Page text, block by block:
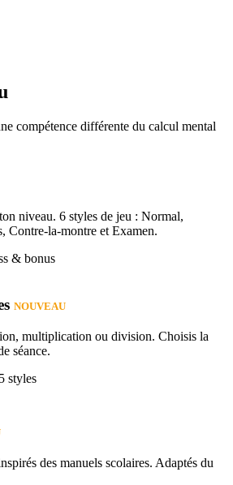
compétence différente du calcul mental
niveau. 6 styles de jeu : Normal,
Contre-la-montre et Examen.
& bonus
NOUVEAU
multiplication ou division. Choisis la
séance.
5 styles
des manuels scolaires. Adaptés du